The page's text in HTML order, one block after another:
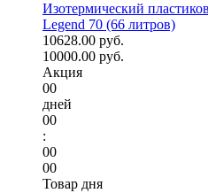
Изотермический
Legend 70 (66 литров)
10628.00 руб.
10000.00 руб.
Акция
00
дней
00
:
00
00
Товар дня